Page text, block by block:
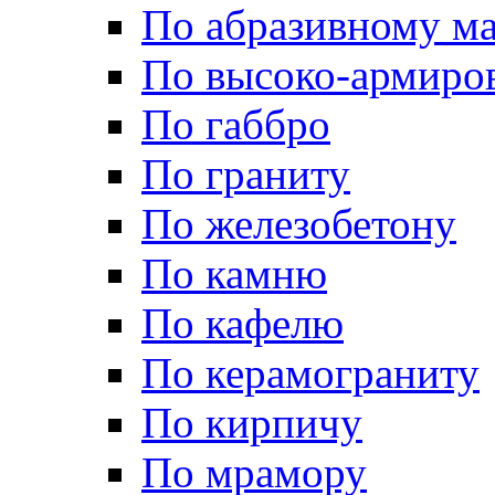
По абразивному
По высоко-
По габбро
По граниту
По железобетону
По камню
По кафелю
По керамограниту
По кирпичу
По мрамору